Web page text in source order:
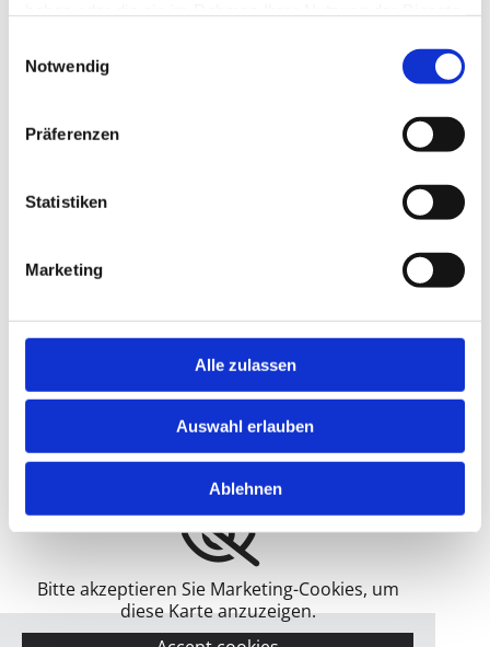
Notwendig
Präferenzen
Statistiken
Marketing
Alle zulassen
Auswahl erlauben
Ablehnen
Ich habe die Datenschutzerklärung zur Kenntnis
Daten zur Beantwortung meiner Anfrage zu. *
Bitte akzeptieren Sie Marketing-Cookies, um
diese Karte anzuzeigen.